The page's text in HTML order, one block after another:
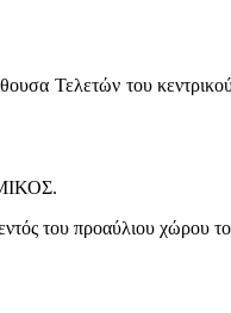
Τελετών του
του προαύλιου χώρου